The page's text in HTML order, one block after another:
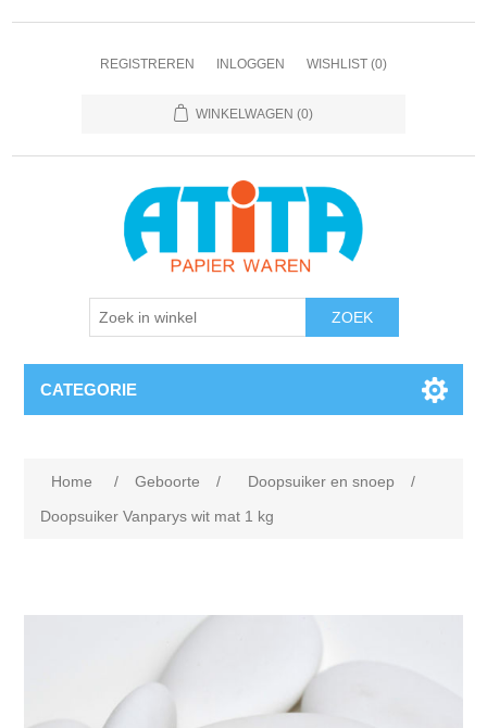
REGISTREREN INLOGGEN WISHLIST (0)
WINKELWAGEN (0)
CATEGORIE
Home / Geboorte / Doopsuiker en snoep
/
Doopsuiker Vanparys wit mat 1 kg